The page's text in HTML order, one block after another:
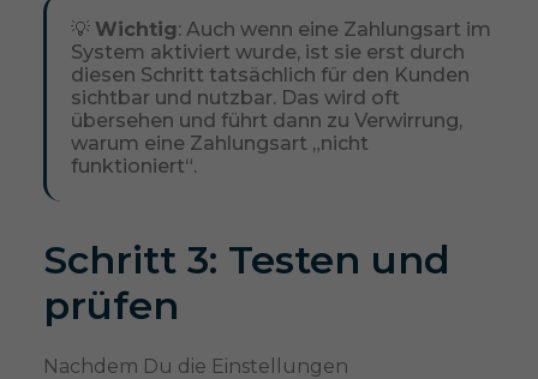
💡 Wichtig: Auch wenn eine Zahlungsart im
System aktiviert wurde, ist sie erst durch
diesen Schritt tatsächlich für den Kunden
sichtbar und nutzbar. Das wird oft
übersehen und führt dann zu Verwirrung,
warum eine Zahlungsart „nicht
funktioniert“.
Schritt 3: Testen und
prüfen
Nachdem Du die Einstellungen